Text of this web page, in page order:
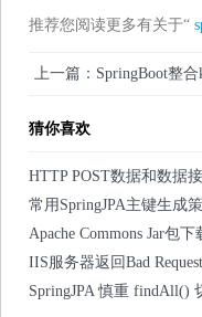
推荐您阅读更多有关于“
上一篇：SpringBoot整
猜你喜欢
HTTP POST数据和数据
常用SpringJPA主键生成
Apache Commons Jar包下
IIS服务器返回Bad
SpringJPA 慎重 findAll()